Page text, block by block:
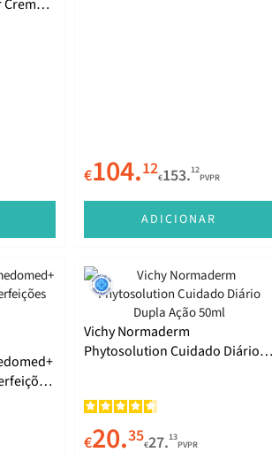
Creme
€104.12€153.12
PVPR
ADICIONAR
Vichy Normaderm
Phytosolution Cuidado Diário
€20.35€27.13
PVPR